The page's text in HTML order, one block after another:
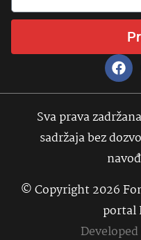
Sva prava
sadržaja bez
© Copyright 2026
portal